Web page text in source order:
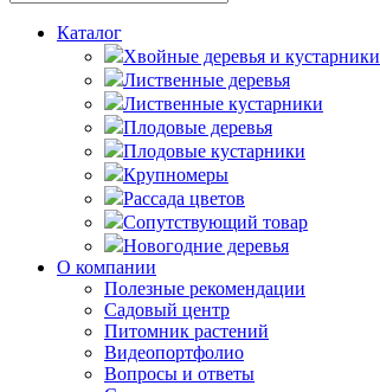
Каталог
Хвойные деревья и кустарники
Лиственные деревья
Лиственные кустарники
Плодовые деревья
Плодовые кустарники
Крупномеры
Рассада цветов
Сопутствующий товар
Новогодние деревья
О компании
Полезные рекомендации
Садовый центр
Питомник растений
Видеопортфолио
Вопросы и ответы